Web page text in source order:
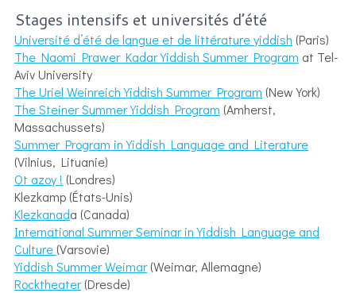
Stages intensifs et universités d’été
Université d’été de langue et de littérature yiddish (Paris)
The Naomi Prawer Kadar Yiddish Summer Program at Tel-
Aviv University
The Uriel Weinreich Yiddish Summer Program (New York)
The Steiner Summer Yiddish Program (Amherst,
Massachussets)
Summer Program in Yiddish Language and Literature
(Vilnius, Lituanie)
Ot azoy ! (Londres)
Klezkamp (États-Unis)
Klezkanada (Canada)
International Summer Seminar in Yiddish Language and
Culture (Varsovie)
Yiddish Summer Weimar(Weimar, Allemagne)
Rocktheater(Dresde)